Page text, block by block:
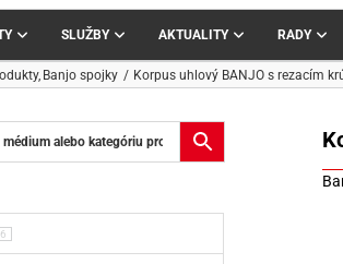
SLUŽBY AKTUALITY RADY
Banjo spojky Korpus uhlový BANJO s rezacím